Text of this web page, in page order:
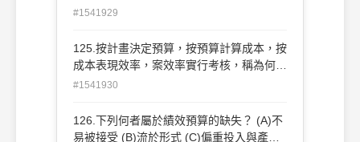
調查法 (C)德菲法 (D)演繹法
#1541929
125.按計畫決定預算，按預算計算成本，按
成本表現效率，案效率實行考核，稱為何種
預算制度？ (A)零基預算 (B)績效預算 (C)企
#1541930
126.下列何者屬於績效預算的缺失？ (A)不
易被接受 (B)流於形式 (C)偏重投入與產出